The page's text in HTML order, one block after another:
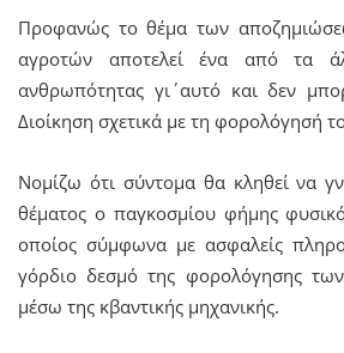
Προφανώς το θέμα των
αγροτών αποτελεί ένα από τα
ανθρωπότητας γι΄ αυτό και δεν
Διοίκηση σχετικά με τη φορολόγησή
Νομίζω ότι σύντομα θα κληθεί να
θέματος ο παγκοσμίου φήμης
οποίος σύμφωνα με ασφαλείς
γόρδιο δεσμό της φορολόγησης
μέσω της κβαντικής μηχανικής.